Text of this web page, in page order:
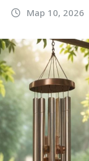
Мар 10, 2026